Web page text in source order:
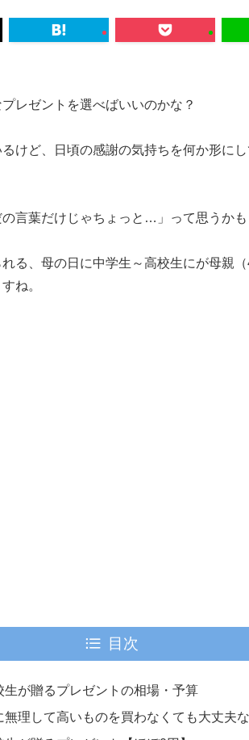
レゼントを選べばいいのかな？
けど、日頃の感謝の気持ちを何か形に
言葉だけじゃちょっと…」って思うかも
る、母の日に中学生～高校生にが母親
ね。
目次
が贈るプレゼントの相場・予算
理して高いものを買わなくても大丈夫